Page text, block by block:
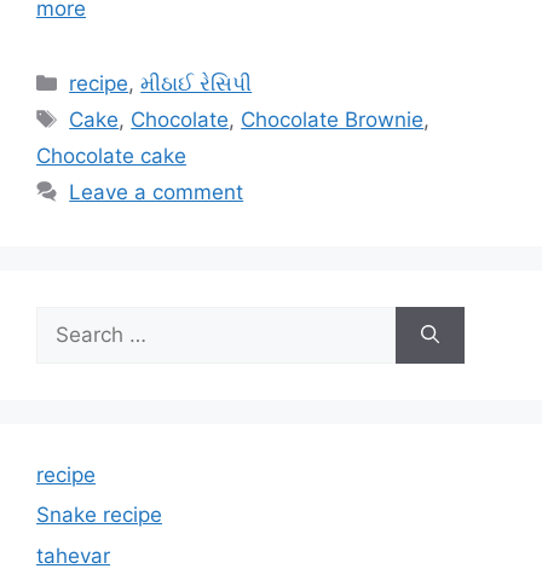
more
Categories
recipe,મીઠાઈ રેસિપી
Tags
Cake, Chocolate, Chocolate Brownie,
Chocolate cake
Leave a comment
for:
recipe
Snake recipe
tahevar